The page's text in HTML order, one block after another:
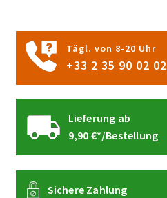
Tägl. von 8-20 Uhr
+33 2 35 90 02 02
Lieferung ab
9,90 €*/Bestellung
Sichere Zahlung